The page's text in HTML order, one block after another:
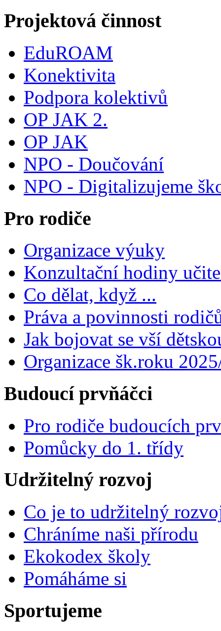
Projektová činnost
EduROAM
Konektivita
Podpora kolektivů
OP JAK 2.
OP JAK
NPO - Doučování
NPO - Digitalizujeme
Pro rodiče
Organizace výuky
Konzultační hodiny
Co dělat, když ...
Práva a povinnosti
Jak bojovat se vší
Organizace šk.roku
Budoucí prvňáčci
Pro rodiče budoucích
Pomůcky do 1. třídy
Udržitelný rozvoj
Co je to udržitelný
Chráníme naši přírodu
Ekokodex školy
Pomáháme si
Sportujeme